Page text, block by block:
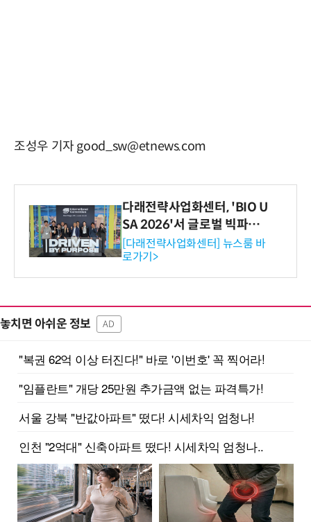
조성우 기자 good_sw@etnews.com
다래전략사업화센터, 'BIO U
SA 2026'서 글로벌 빅파마
와의 비즈니스 미팅 지원…K
-바이오 해외 진출 교두보 확
보
[다래전략사업화센터] 뉴스룸 바
로가기>
놓치면 아쉬운 정보 AD